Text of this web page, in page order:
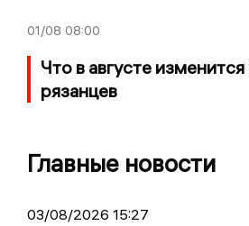
01/08 08:00
Что в августе
рязанцев
Главные новости
03/08/2026 15:27